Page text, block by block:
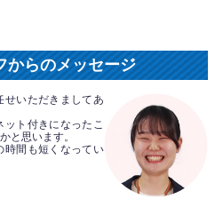
からのメッセージ
せいただきましてあ
ト付きになったこ
と思います。
時間も短くなってい